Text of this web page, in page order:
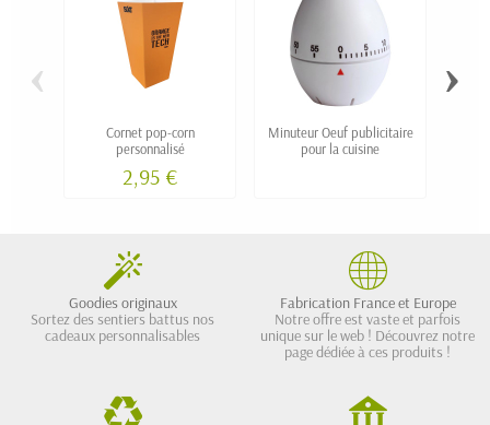
Cornet pop-corn
personnalisé
2,95 €
Minuteur Oeuf publicitaire
pour la cuisine
‹ ›
Goodies originaux
Sortez des sentiers battus nos
cadeaux personnalisables
Fabrication France et Europe
Notre offre est vaste et parfois
unique sur le web ! Découvrez notre
page dédiée à ces produits !